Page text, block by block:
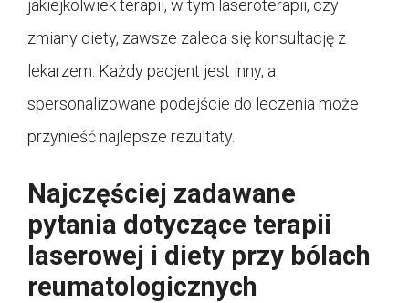
jakiejkolwiek terapii, w tym laseroterapii, czy
zmiany diety, zawsze zaleca się konsultację z
lekarzem. Każdy pacjent jest inny, a
spersonalizowane podejście do leczenia może
przynieść najlepsze rezultaty.
Najczęściej zadawane
pytania dotyczące terapii
laserowej i diety przy bólach
reumatologicznych